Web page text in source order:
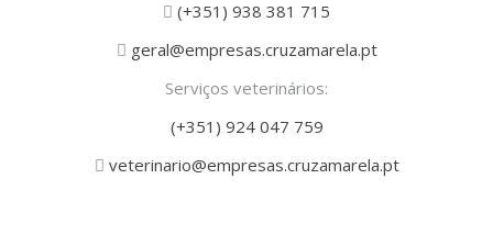
(+351) 938 381 715
geral@empresas.cruzamarela.pt
Serviços veterinários:
(+351) 924 047 759
veterinario@empresas.cruzamarela.pt